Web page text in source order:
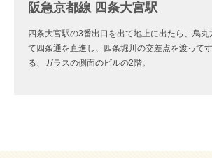
阪急京都線 四条大宮駅
四条大宮駅の3番出口を出て地上に出たら、烏
て四条通を直進し、四条堀川の交差点を渡って
る、ガラスの側面のビルの2階。